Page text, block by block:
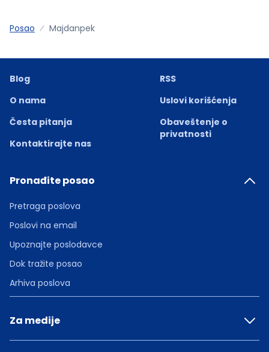
Posao Majdanpek
Blog
O nama
Česta pitanja
Kontaktirajte nas
RSS
Uslovi korišćenja
Obaveštenje o
privatnosti
Pronađite posao
Pretraga poslova
Poslovi na email
Upoznajte poslodavce
Dok tražite posao
Arhiva poslova
Za medije